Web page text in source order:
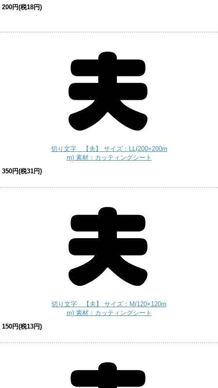
200円(税18円)
切り文字 【夫】 サイズ：LL(200×200m
m) 素材：カッティングシート
350円(税31円)
切り文字 【夫】 サイズ：M(120×120m
m) 素材：カッティングシート
150円(税13円)